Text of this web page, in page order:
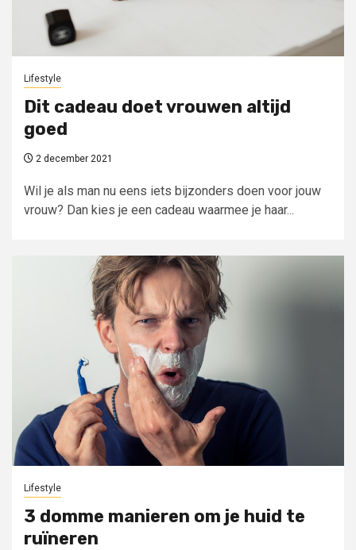
Lifestyle
Dit cadeau doet vrouwen altijd
goed
2 december 2021
Wil je als man nu eens iets bijzonders doen voor jouw
vrouw? Dan kies je een cadeau waarmee je haar...
Lifestyle
3 domme manieren om je huid te
ruïneren